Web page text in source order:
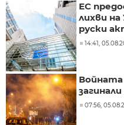
ЕС
лихви
руски
14:41,
Войната
07:56,